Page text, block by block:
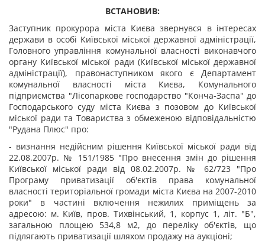
ВСТАНОВИВ:
Заступник прокурора міста Києва звернувся в інтересах
держави в особі Київської міської державної адміністрації,
Головного управління комунальної власності виконавчого
органу Київської міської ради (Київської міської державної
адміністрації), правонаступником якого є Департамент
комунальної власності міста Києва, Комунального
підприємства "Лісопаркове господарство "Конча-Заспа" до
Господарського суду міста Києва з позовом до Київської
міської ради та Товариства з обмеженою відповідальністю
"Рудана Плюс" про:
- визнання недійсним рішення Київської міської ради від
22.08.2007р. № 151/1985 "Про внесення змін до рішення
Київської міської ради від 08.02.2007р. № 62/723 "Про
Програму приватизації об'єктів права комунальної
власності територіальної громади міста Києва на 2007-2010
роки" в частині включення нежилих приміщень за
адресою: м. Київ, пров. Тихвінський, 1, корпус 1, літ. "Б",
загальною площею 534,8 м2, до переліку об'єктів, що
підлягають приватизації шляхом продажу на аукціоні;